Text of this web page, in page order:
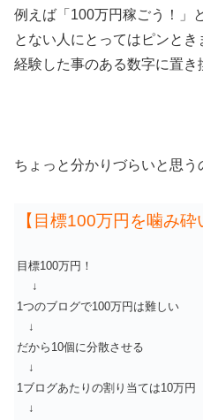
例えば「100万円稼ごう！」
とない人にとってはピンと
経験した事のある数字に置き
ちょっと分かりづらいと思う
【目標100万円を噛み砕
目標100万円！
↓
1つのブログで100万円は難しい
↓
だから10個に分散させる
↓
1ブログあたりの割り当ては10万円
↓